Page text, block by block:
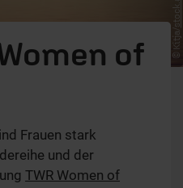
© Kitja/
of
Frauen stark
und der
TWR Women of